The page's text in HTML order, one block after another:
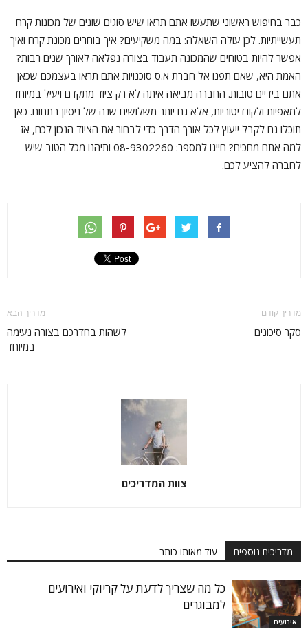
כבר בחיפוש ראשוני שתעשו אתם תראו שיש סוגים שונים של מכונות קרח
תעשייתיות. לכן עולה השאלה: במה משקיעים? איך בוחרים מכונת קרח ואיך
אפשר להיות בטוחים שהמכונה תעבוד בצורה נפלאה לאורך שנים רבות?
האמת היא, שאם תפנו אל חברת א.ס סוכנויות אתם תראו בעצמכם שכאן
אתם בידיים טובות. החברה מביאה איתה לא רק ציוד מתקדם ויעיל במיוחד
למאפיות ולקונדיטוריות, אלא גם יותר משלושים שנה של ניסיון בתחום. כאן
תוכלו גם לקבל ייעוץ לכל אורך הדרך כדי לבחור את הציוד הנכון לכם, אז
למה אתם מחכים? חייגו למספר: 08-9302260 ותיהנו מכל הטוב שיש
לחברה להציע לכם.
מדריך קודם
סקר סיכונים
מדריך הבא
לשהות בחדרכם בצורה נעימה
במיוחד
צוות המדריכים
מדריכים נוספים עוד מאותו כותב
אירועים
כל מה שצריך לדעת על קריוקי ואירועים
למבוגרים